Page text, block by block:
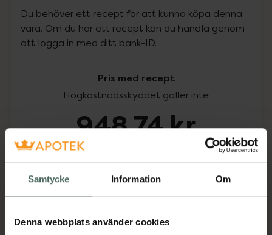
Samtycke Information Om
Denna webbplats använder cookies
Du behöver ett recept för att kunna köpa denna
vara. Om du har ett recept kan du handla genom
att logga in med ditt bank-ID.
Pris med recept
Högkostnadsskyddet gäller inte
948,74 kr
Köp via ditt recept
Aktuella erbjudanden